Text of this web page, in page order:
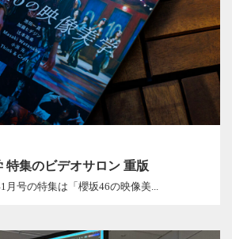
特集のビデオサロン 重版
月号の特集は「櫻坂46の映像美...